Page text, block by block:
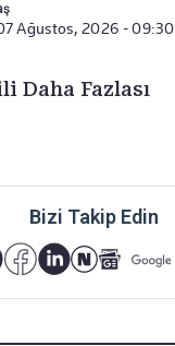
Ağustos, 2026 - 09:30
Daha Fazlası
Bizi Takip Edin